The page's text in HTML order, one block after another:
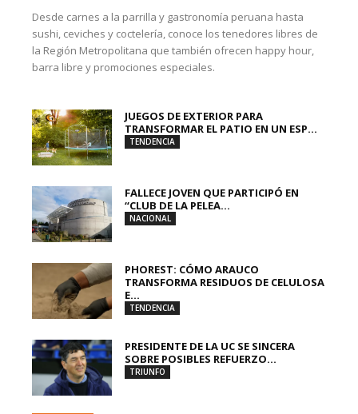
Desde carnes a la parrilla y gastronomía peruana hasta
sushi, ceviches y coctelería, conoce los tenedores libres de
la Región Metropolitana que también ofrecen happy hour,
barra libre y promociones especiales.
JUEGOS DE EXTERIOR PARA
TRANSFORMAR EL PATIO EN UN ESP...
TENDENCIA
FALLECE JOVEN QUE PARTICIPÓ EN
“CLUB DE LA PELEA...
NACIONAL
PHOREST: CÓMO ARAUCO
TRANSFORMA RESIDUOS DE CELULOSA
E...
TENDENCIA
PRESIDENTE DE LA UC SE SINCERA
SOBRE POSIBLES REFUERZO...
TRIUNFO